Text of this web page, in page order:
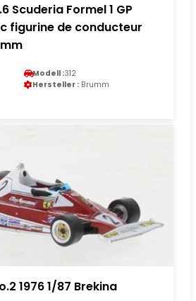
Scuderia Formel 1 GP
figurine de conducteur
Modell :312
Hersteller : Brumm
1976 1/87 Brekina